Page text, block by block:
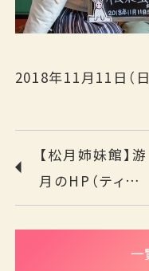
2018年11月11日（日
【松月姉妹館】游
月のHP（ティザ
ーサイト）第3フ
ーズ公開
一